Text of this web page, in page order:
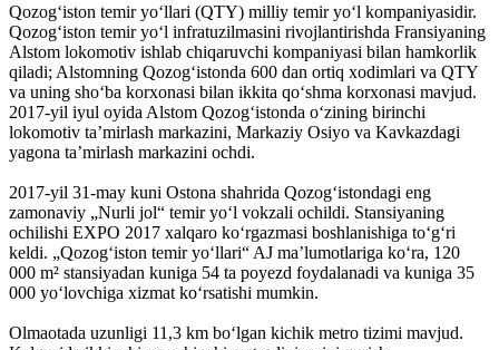
Qozogʻiston temir yoʻllari (QTY) milliy temir yoʻl kompaniyasidir.
Qozogʻiston temir yoʻl infratuzilmasini rivojlantirishda Fransiyaning
Alstom lokomotiv ishlab chiqaruvchi kompaniyasi bilan hamkorlik
qiladi; Alstomning Qozogʻistonda 600 dan ortiq xodimlari va QTY
va uning shoʻba korxonasi bilan ikkita qoʻshma korxonasi mavjud.
2017-yil iyul oyida Alstom Qozogʻistonda oʻzining birinchi
lokomotiv taʼmirlash markazini, Markaziy Osiyo va Kavkazdagi
yagona taʼmirlash markazini ochdi.
2017-yil 31-may kuni Ostona shahrida Qozogʻistondagi eng
zamonaviy „Nurli jol“ temir yoʻl vokzali ochildi. Stansiyaning
ochilishi EXPO 2017 xalqaro koʻrgazmasi boshlanishiga toʻgʻri
keldi. „Qozogʻiston temir yoʻllari“ AJ maʼlumotlariga koʻra, 120
000 m² stansiyadan kuniga 54 ta poyezd foydalanadi va kuniga 35
000 yoʻlovchiga xizmat koʻrsatishi mumkin.
Olmaotada uzunligi 11,3 km boʻlgan kichik metro tizimi mavjud.